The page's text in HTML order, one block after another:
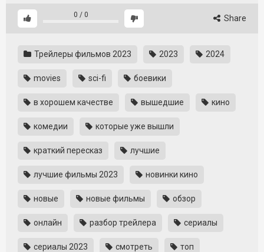
0 / 0 Share
Трейлеры фильмов 2023 2023 2024
movies sci-fi боевики
в хорошем качестве вышедшие кино
комедии которые уже вышли
краткий пересказ лучшие
лучшие фильмы 2023 новинки кино
новые новые фильмы обзор
онлайн разбор трейлера сериалы
сериалы 2023 смотреть топ